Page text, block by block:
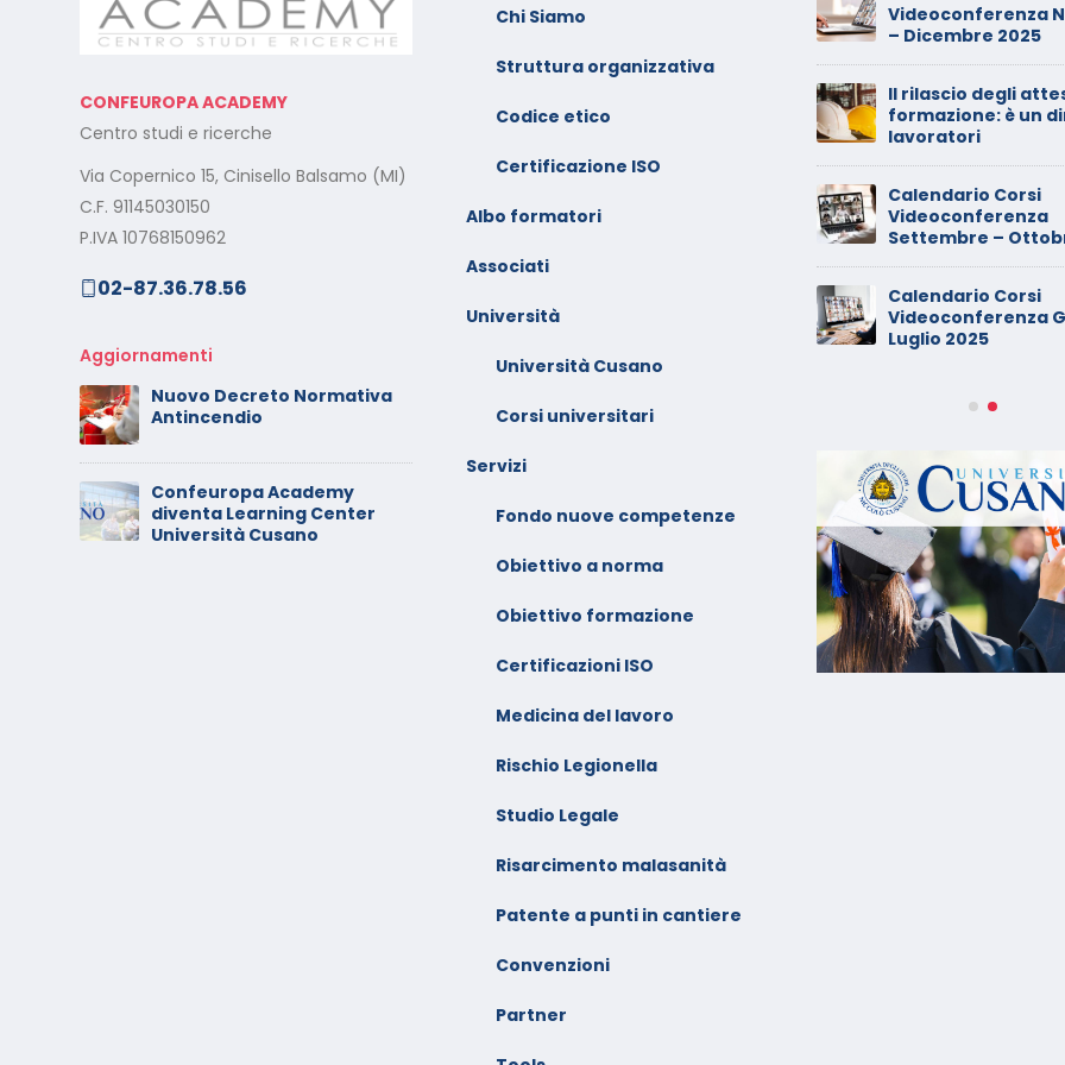
CONFEUROPA ACADEMY
Centro studi e ricerche
Via Copernico 15, Cinisello Balsamo (MI)
C.F. 91145030150
P.IVA 10768150962
02-87.36.78.56
Aggiornamenti
Nuovo Decreto Normativa
Antincendio
Confeuropa Academy
diventa Learning Center
Università Cusano
Chi Siamo
Struttura organizzativa
Codice etico
Certificazione ISO
Albo formatori
Associati
Università
Università Cusano
Corsi universitari
Servizi
Fondo nuove competenze
Obiettivo a norma
Obiettivo formazione
Certificazioni ISO
Medicina del lavoro
Rischio Legionella
Studio Legale
Risarcimento malasanità
Patente a punti in cantiere
Convenzioni
Partner
Videoconferenza Novembre
– Dicembre 2025
Il rilascio degli attestati di
formazione: è un diritto dei
lavoratori
Calendario Corsi
Videoconferenza
Settembre – Ottobre 2025
Calendario Corsi
serve il consenso di
Videoconferenza Maggio –
setaccio
working, riconosciuto
Videoconferenza Marzo –
Videoconferenza Gennaio –
Videoconferenza
– Dicembre 2025
Il rilascio degli
formazione: è un
lavoratori
Calendario Corsi
Videoconferenza
Settembre –
Calendario Corsi
Videoconferenza
Luglio 2025